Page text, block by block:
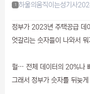
1 하울의움직이는성기사
정부가 2023년 주택공급 데
엇갈리는 숫자들이 나와서
헐… 전체 데이터의 20%나
그래서 정부가 숫자를 뒤늦